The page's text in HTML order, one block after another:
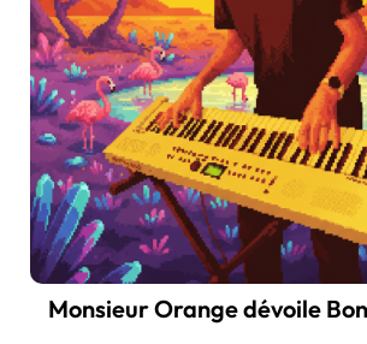
Monsieur Orange dévoile